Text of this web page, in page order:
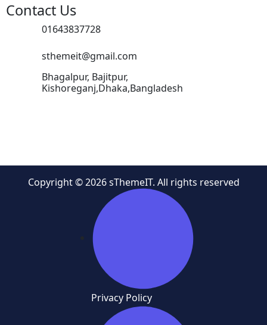
Contact Us
01643837728
sthemeit@gmail.com
Bhagalpur, Bajitpur,
Kishoreganj,Dhaka,Bangladesh
Copyright © 2026 sThemeIT. All rights reserved
Privacy Policy